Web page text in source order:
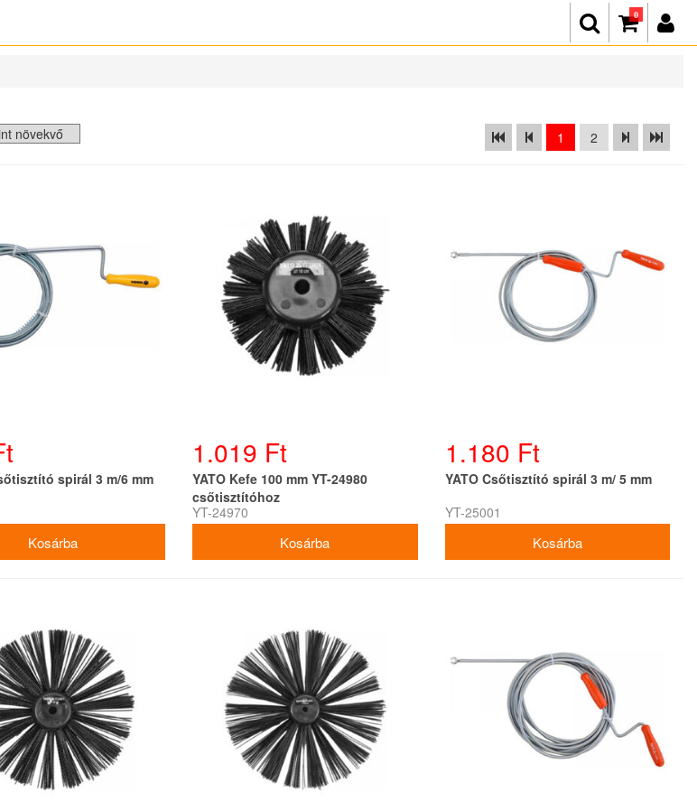
0
1 2
spirál 3 m/6 mm
1.019 Ft
YATO Kefe 100 mm YT-24980
csőtisztítóhoz
YT-24970
1.180 Ft
YATO Csőtisztító spirál 3 m/ 5 mm
YT-25001